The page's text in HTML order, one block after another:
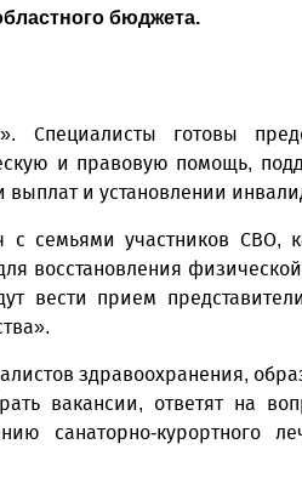
бюджета.
Специалисты готовы
и правовую помощь,
и установлении
семьями участников СВО,
восстановления
вести прием
здравоохранения,
вакансии, ответят на
санаторно-курортного